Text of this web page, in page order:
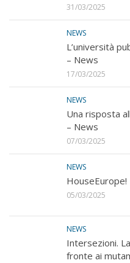
31/03/2025
NEWS
L’università
– News
17/03/2025
NEWS
Una risposta
– News
07/03/2025
NEWS
05/03/2025
NEWS
Intersezioni.
fronte ai